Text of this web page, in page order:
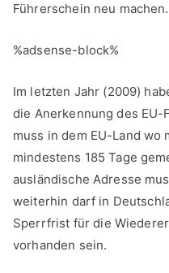
Führerschein neu machen.
%adsense-block%
Im letzten Jahr (2009)
die Anerkennung des
muss in dem EU-Land wo
mindestens 185 Tage
ausländische Adresse
weiterhin darf in
Sperrfrist für die
vorhanden sein.